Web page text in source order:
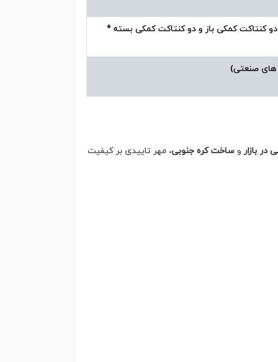
دو کنتاکت کمکی باز و دو کنتاکت کمکی بسته *
های صنعتی)
در بازارو ساخت کره جنوبی، مهر تاییدی بر کیفیت